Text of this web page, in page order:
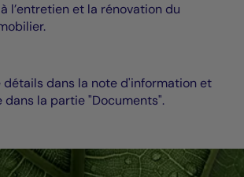
l’entretien et la rénovation du
détails dans la note d'information et
la partie "Documents".